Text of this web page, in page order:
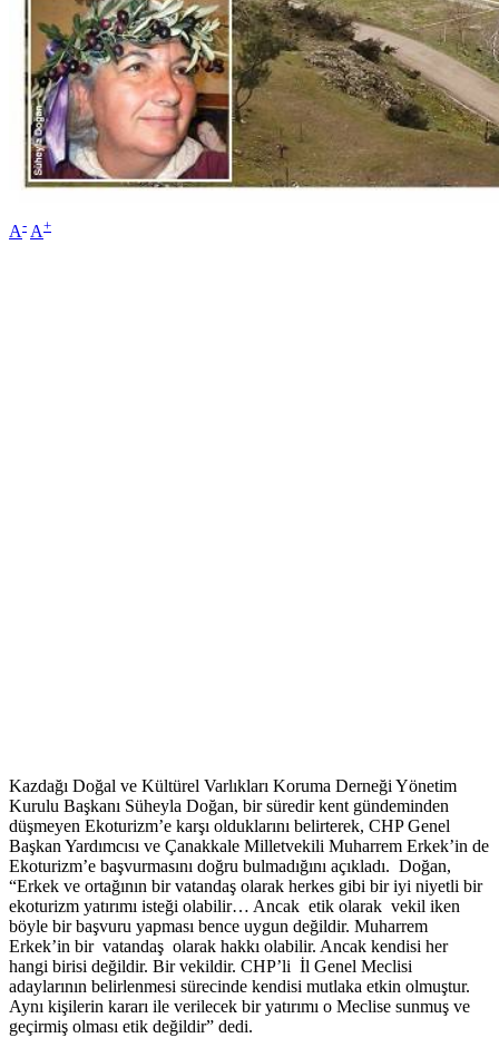
A- A+
Kazdağı Doğal ve Kültürel Varlıkları Koruma Derneği Yönetim
Kurulu Başkanı Süheyla Doğan, bir süredir kent gündeminden
düşmeyen Ekoturizm’e karşı olduklarını belirterek, CHP Genel
Başkan Yardımcısı ve Çanakkale Milletvekili Muharrem Erkek’in de
Ekoturizm’e başvurmasını doğru bulmadığını açıkladı. Doğan,
“Erkek ve ortağının bir vatandaş olarak herkes gibi bir iyi niyetli bir
ekoturizm yatırımı isteği olabilir… Ancak etik olarak vekil iken
böyle bir başvuru yapması bence uygun değildir. Muharrem
Erkek’in bir vatandaş olarak hakkı olabilir. Ancak kendisi her
hangi birisi değildir. Bir vekildir. CHP’li İl Genel Meclisi
adaylarının belirlenmesi sürecinde kendisi mutlaka etkin olmuştur.
Aynı kişilerin kararı ile verilecek bir yatırımı o Meclise sunmuş ve
geçirmiş olması etik değildir” dedi.